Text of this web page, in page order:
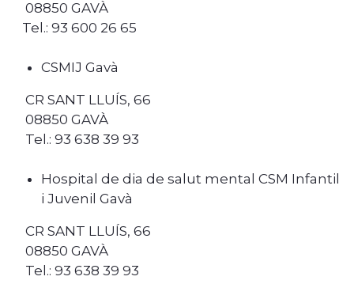
08850 GAVÀ
Tel.: 93 600 26 65
CSMIJ Gavà
CR SANT LLUÍS, 66
08850 GAVÀ
Tel.: 93 638 39 93
Hospital de dia de salut mental CSM Infantil
i Juvenil Gavà
CR SANT LLUÍS, 66
08850 GAVÀ
Tel.: 93 638 39 93